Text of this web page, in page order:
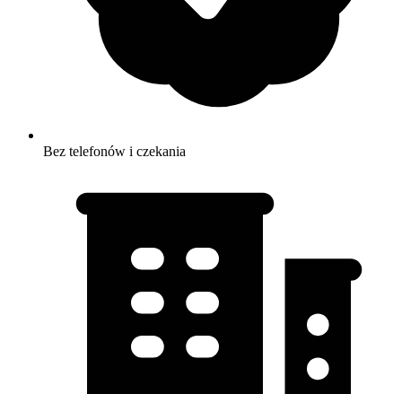
Bez telefonów i czekania